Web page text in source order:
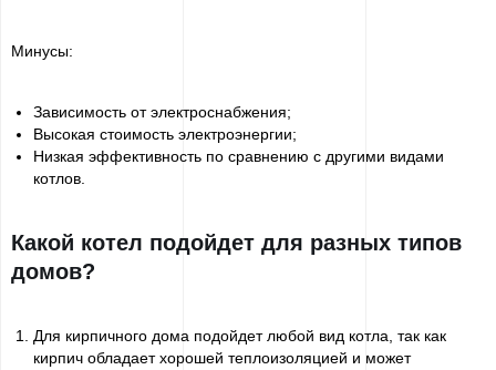
Минусы:
Зависимость от электроснабжения;
Высокая стоимость электроэнергии;
Низкая эффективность по сравнению с другими видами
котлов.
Какой котел подойдет для разных типов
домов?
Для кирпичного дома подойдет любой вид котла, так как
кирпич обладает хорошей теплоизоляцией и может